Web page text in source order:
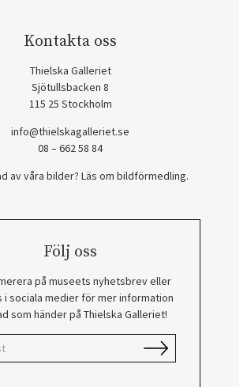
Kontakta oss
Thielska Galleriet
Sjötullsbacken 8
115 25 Stockholm
info@thielskagalleriet.se
08 – 662 58 84
av våra bilder? Läs om bildförmedling.
Följ oss
på museets nyhetsbrev eller
i sociala medier för mer information
som händer på Thielska Galleriet!